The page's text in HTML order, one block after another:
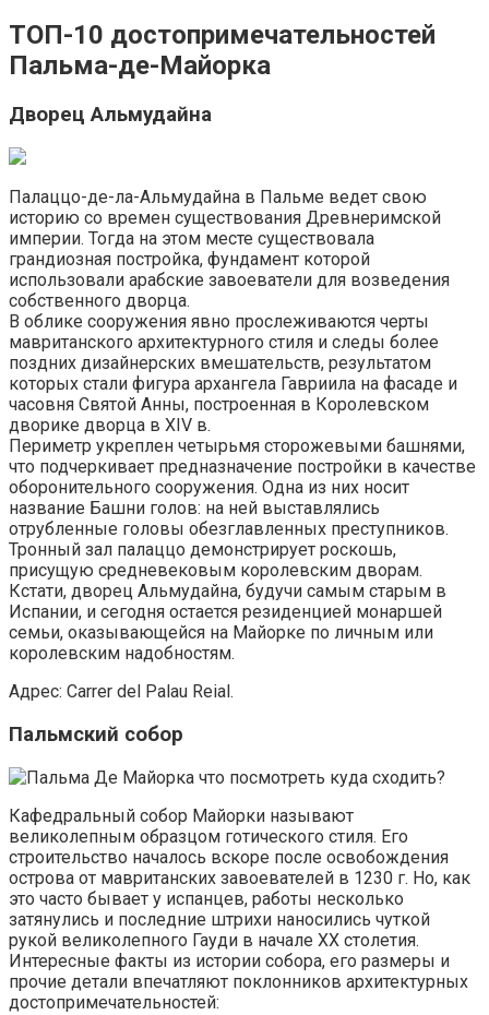
ТОП-10 достопримечательностей
Пальма-де-Майорка
Дворец Альмудайна
Палаццо-де-ла-Альмудайна в Пальме ведет свою
историю со времен существования Древнеримской
империи. Тогда на этом месте существовала
грандиозная постройка, фундамент которой
использовали арабские завоеватели для возведения
собственного дворца.
В облике сооружения явно прослеживаются черты
мавританского архитектурного стиля и следы более
поздних дизайнерских вмешательств, результатом
которых стали фигура архангела Гавриила на фасаде и
часовня Святой Анны, построенная в Королевском
дворике дворца в XIV в.
Периметр укреплен четырьмя сторожевыми башнями,
что подчеркивает предназначение постройки в качестве
оборонительного сооружения. Одна из них носит
название Башни голов: на ней выставлялись
отрубленные головы обезглавленных преступников.
Тронный зал палаццо демонстрирует роскошь,
присущую средневековым королевским дворам.
Кстати, дворец Альмудайна, будучи самым старым в
Испании, и сегодня остается резиденцией монаршей
семьи, оказывающейся на Майорке по личным или
королевским надобностям.
Адрес: Carrer del Palau Reial.
Пальмский собор
Кафедральный собор Майорки называют
великолепным образцом готического стиля. Его
строительство началось вскоре после освобождения
острова от мавританских завоевателей в 1230 г. Но, как
это часто бывает у испанцев, работы несколько
затянулись и последние штрихи наносились чуткой
рукой великолепного Гауди в начале ХХ столетия.
Интересные факты из истории собора, его размеры и
прочие детали впечатляют поклонников архитектурных
достопримечательностей: